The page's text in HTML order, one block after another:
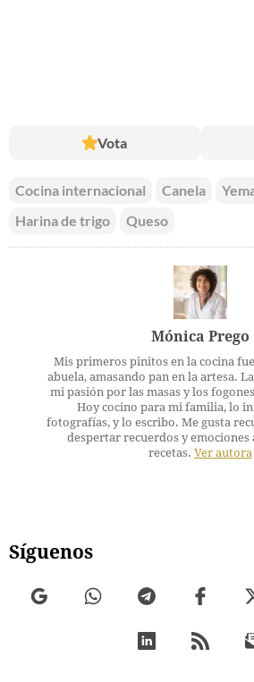
Vota
Cocina internacional Canela
Harina de trigo
Queso
Mónica Prego
Mis primeros pinitos en la cocina
abuela, amasando pan en la artesa.
mi pasión por las masas y los
Hoy cocino para mi familia, lo
fotografías, y lo escribo. Me gusta
despertar recuerdos y emociones
recetas. Ver autora
Síguenos